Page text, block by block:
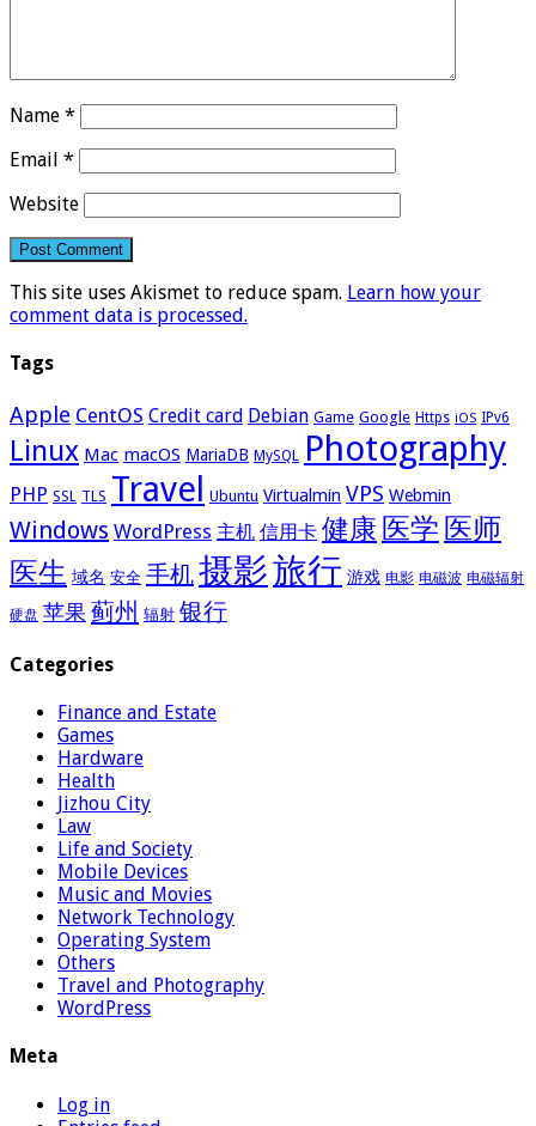
Name *
Email *
Website
This site uses Akismet to reduce spam. Learn how your
comment data is processed.
Tags
Apple CentOS Credit card Debian Game Google Https iOS IPv6
Linux Mac macOS MariaDB MySQL Photography
PHP SSL TLS Travel Ubuntu Virtualmin VPS Webmin
Windows WordPress 主机 信用卡 健康 医学 医师
医生 域名 安全 手机摄影旅行 游戏 电影 电磁波 电磁辐射
硬盘 苹果 蓟州 辐射 银行
Categories
Finance and Estate
Games
Hardware
Health
Jizhou City
Law
Life and Society
Mobile Devices
Music and Movies
Network Technology
Operating System
Others
Travel and Photography
WordPress
Meta
Log in